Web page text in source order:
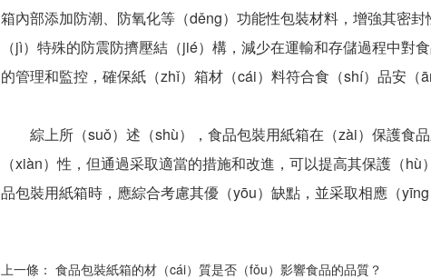
箱內部添加防潮、防氧化等（děng）功能性包裝材料，增強其密
（jì）特殊的防震防擠壓結（jié）構，減少在運輸和存儲過程中
的管理和監控，確保紙（zhǐ）箱材（cái）料符合食（shí）品安（
綜上所（suǒ）述（shù），食品包裝用紙箱在（zài）保護食
（xiàn）性，但通過采取適當的措施和改進，可以提高其保護（
品包裝用紙箱時，應綜合考慮其優（yōu）缺點，並采取相應（
上一條： 食品包裝紙箱的材（cái）質是否（fǒu）影響食品的品質？